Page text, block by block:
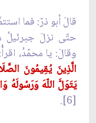
قالَ أبو ذرّ: فما
حتّى نزلَ جبرئيلُ
وقالَ: يا محمّدُ، اقرأْ:
الَّذِينَ يُقِيمُونَ
يَتَوَلَّ اللّهَ وَرَسُولَهُ
[6].